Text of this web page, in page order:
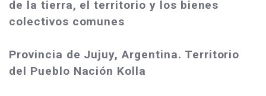
de la tierra, el territorio y los bienes
colectivos comunes
Provincia de Jujuy, Argentina. Territorio
del Pueblo Nación Kolla